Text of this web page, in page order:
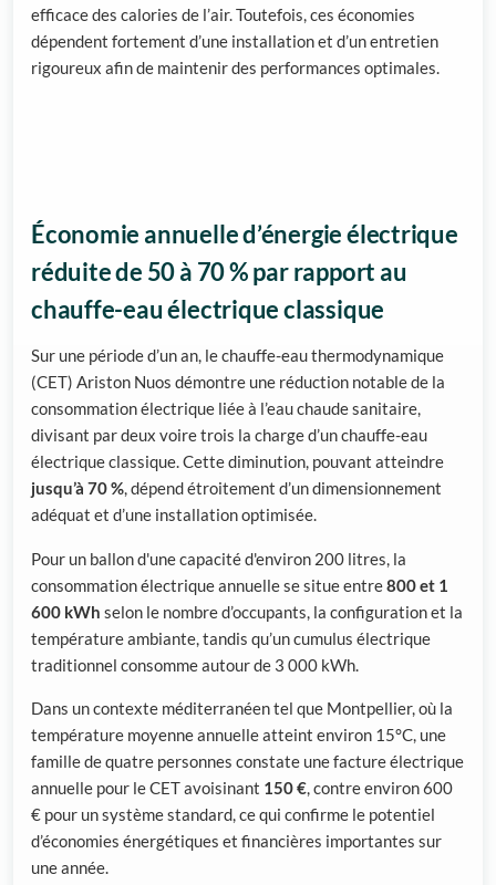
efficace des calories de l’air. Toutefois, ces économies
dépendent fortement d’une installation et d’un entretien
rigoureux afin de maintenir des performances optimales.
Économie annuelle d’énergie électrique
réduite de 50 à 70 % par rapport au
chauffe-eau électrique classique
Sur une période d’un an, le chauffe-eau thermodynamique
(CET) Ariston Nuos démontre une réduction notable de la
consommation électrique liée à l’eau chaude sanitaire,
divisant par deux voire trois la charge d’un chauffe-eau
électrique classique. Cette diminution, pouvant atteindre
jusqu’à 70 %, dépend étroitement d’un dimensionnement
adéquat et d’une installation optimisée.
Pour un ballon d'une capacité d'environ 200 litres, la
consommation électrique annuelle se situe entre800 et 1
600 kWh selon le nombre d’occupants, la configuration et la
température ambiante, tandis qu’un cumulus électrique
traditionnel consomme autour de 3 000 kWh.
Dans un contexte méditerranéen tel que Montpellier, où la
température moyenne annuelle atteint environ 15°C, une
famille de quatre personnes constate une facture électrique
annuelle pour le CET avoisinant 150 €, contre environ 600
€ pour un système standard, ce qui confirme le potentiel
d’économies énergétiques et financières importantes sur
une année.